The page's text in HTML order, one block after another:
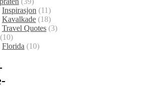
Inspirasjon (11)
Kavalkade (18)
Travel Quotes (3)
(10)
Florida (10)